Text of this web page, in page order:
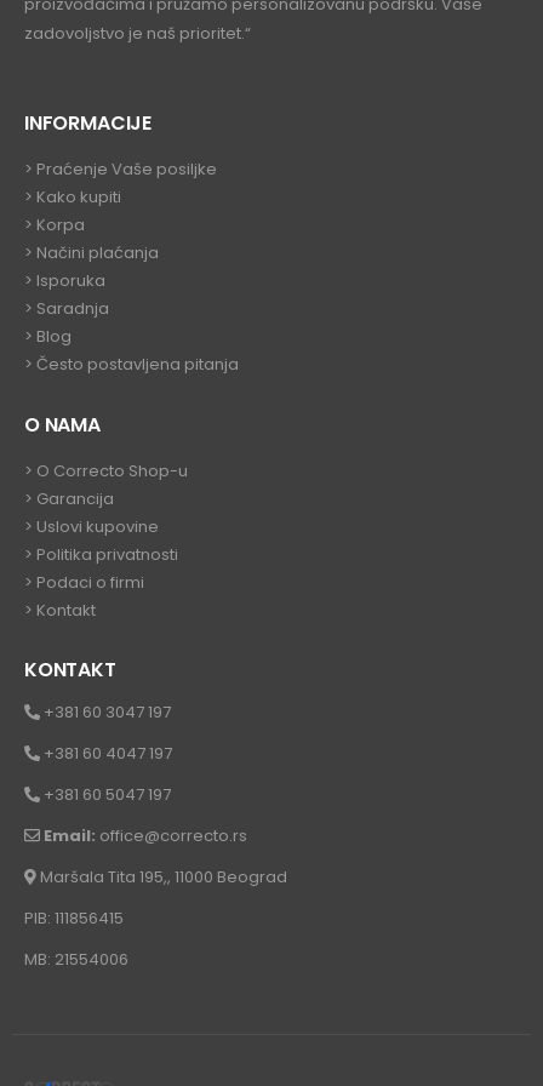
zadovoljstvo je naš prioritet.“
INFORMACIJE
> Praćenje Vaše posiljke
> Kako kupiti
> Korpa
> Načini plaćanja
> Isporuka
> Saradnja
> Blog
> Često postavljena pitanja
O NAMA
> O Correcto Shop-u
> Garancija
> Uslovi kupovine
> Politika privatnosti
> Podaci o firmi
> Kontakt
KONTAKT
+381 60 3047 197
+381 60 4047 197
+381 60 5047 197
Email: office@correcto.rs
Maršala Tita 195,, 11000 Beograd
PIB: 111856415
MB: 21554006